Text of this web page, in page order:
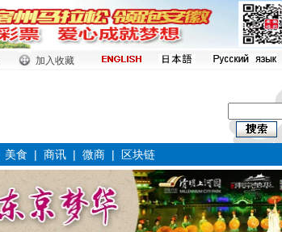
加入收藏
美食 | 商讯 | 微商 | 区块链